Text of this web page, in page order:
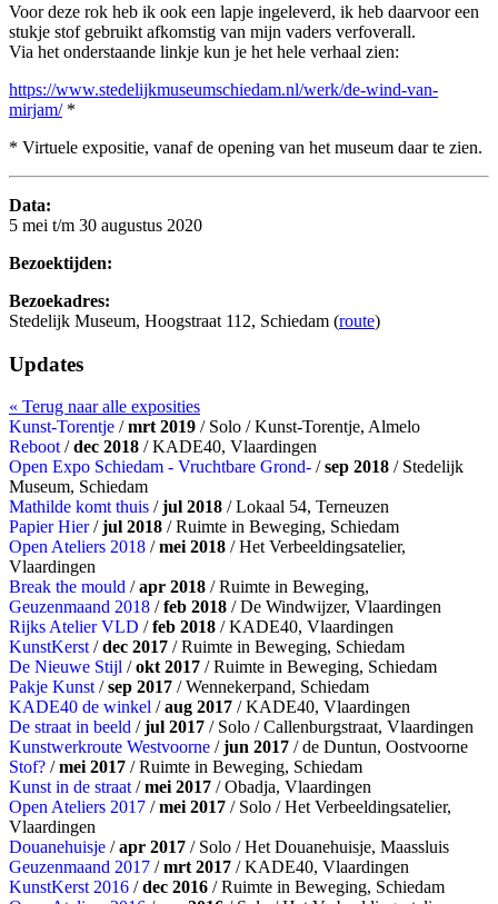
Voor deze rok heb ik ook een lapje ingeleverd, ik heb daarvoor een
stukje stof gebruikt afkomstig van mijn vaders verfoverall.
Via het onderstaande linkje kun je het hele verhaal zien:
https://www.stedelijkmuseumschiedam.nl/werk/de-wind-van-
mirjam/*
* Virtuele expositie, vanaf de opening van het museum daar te zien.
Data:
5 mei t/m 30 augustus 2020
Bezoektijden:
Bezoekadres:
Stedelijk Museum, Hoogstraat 112, Schiedam (route)
Updates
« Terug naar alle exposities
Kunst-Torentje /mrt 2019 / Solo / Kunst-Torentje, Almelo
Reboot /dec 2018 / KADE40, Vlaardingen
Open Expo Schiedam - Vruchtbare Grond- /sep 2018 / Stedelijk
Museum, Schiedam
Mathilde komt thuis /jul 2018 / Lokaal 54, Terneuzen
Papier Hier/jul 2018 / Ruimte in Beweging, Schiedam
Open Ateliers 2018 /mei 2018 / Het Verbeeldingsatelier,
Vlaardingen
Break the mould /apr 2018 / Ruimte in Beweging,
Geuzenmaand 2018 /feb 2018 / De Windwijzer, Vlaardingen
Rijks Atelier VLD /feb 2018 / KADE40, Vlaardingen
KunstKerst /dec 2017 / Ruimte in Beweging, Schiedam
De Nieuwe Stijl /okt 2017 / Ruimte in Beweging, Schiedam
Pakje Kunst /sep 2017 / Wennekerpand, Schiedam
KADE40 de winkel /aug 2017 / KADE40, Vlaardingen
De straat in beeld /jul 2017 / Solo / Callenburgstraat, Vlaardingen
Kunstwerkroute Westvoorne /jun 2017 / de Duntun, Oostvoorne
Stof? /mei 2017 / Ruimte in Beweging, Schiedam
Kunst in de straat /mei 2017 / Obadja, Vlaardingen
Open Ateliers 2017 /mei 2017 / Solo / Het Verbeeldingsatelier,
Vlaardingen
Douanehuisje /apr 2017 / Solo / Het Douanehuisje, Maassluis
Geuzenmaand 2017 /mrt 2017 / KADE40, Vlaardingen
KunstKerst 2016 /dec 2016 / Ruimte in Beweging, Schiedam